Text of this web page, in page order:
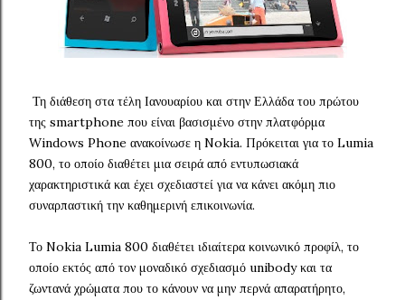
Τη διάθεση στα τέλη Ιανουαρίου και στην Ελλάδα του πρώτου
της smartphone που είναι βασισμένο στην πλατφόρμα
Windows Phone ανακοίνωσε η Nokia. Πρόκειται για το Lumia
800, το οποίο διαθέτει μια σειρά από εντυπωσιακά
χαρακτηριστικά και έχει σχεδιαστεί για να κάνει ακόμη πιο
συναρπαστική την καθημερινή επικοινωνία.
Το Nokia Lumia 800 διαθέτει ιδιαίτερα κοινωνικό προφίλ, το
οποίο εκτός από τον μοναδικό σχεδιασμό unibody και τα
ζωντανά χρώματα που το κάνουν να μην περνά απαρατήρητο,